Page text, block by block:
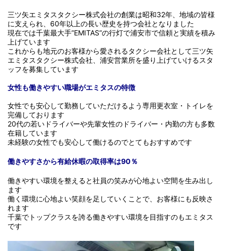
三ツ矢エミタスタクシー株式会社の創業は昭和32年、地域の皆様
に支えられ、60年以上の長い歴史を持つ会社となりました
現在では千葉最大手”EMITAS”の行灯で浦安市で信頼と実績を積み
上げています
これからも地元のお客様から愛されるタクシー会社として三ツ矢
エミタスタクシー株式会社、浦安営業所を盛り上げていけるスタ
ッフを募集しています
女性も働きやすい職場がエミタスの特徴
女性でも安心して勤務していただけるよう専用更衣室・トイレを
完備しており ます
20代の若いドライバーや先輩女性のドライバー・内勤の方も多数
在籍しています
未経験の女性でも安心して働けるのでとてもおすすめです
働きやすさから有給休暇の取得率は90％
働きやすい環境を整えると社員の笑みが心地よい空間を生み出し
ます
働く環境に心地よい笑顔を足していくことで、お客様にも反映さ
れます
千葉でトップクラスを誇る働きやすい環境を目指すのもエミタス
です